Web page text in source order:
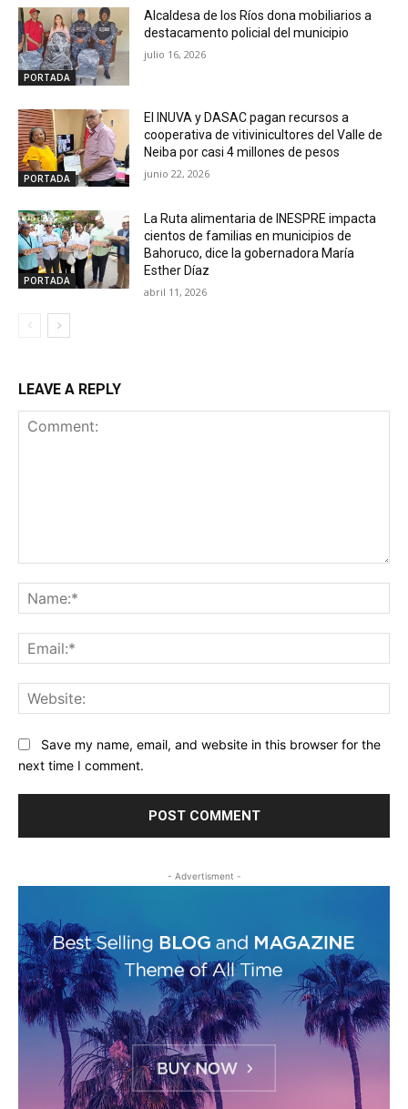
PORTADA
Alcaldesa de los Ríos dona mobiliarios a
destacamento policial del municipio
julio 16, 2026
PORTADA
El INUVA y DASAC pagan recursos a
cooperativa de vitivinicultores del Valle de
Neiba por casi 4 millones de pesos
junio 22, 2026
PORTADA
La Ruta alimentaria de INESPRE impacta
cientos de familias en municipios de
Bahoruco, dice la gobernadora María
Esther Díaz
abril 11, 2026
LEAVE A REPLY
Save my name, email, and website in this browser for the
next time I comment.
- Advertisment -